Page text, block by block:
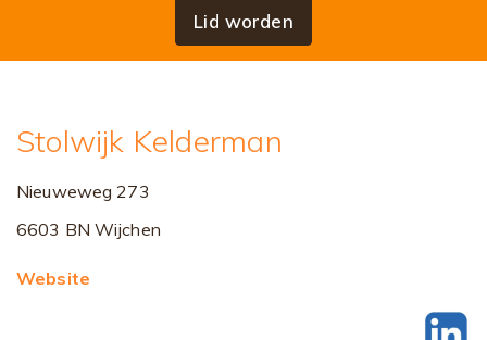
Lid worden
Stolwijk Kelderman
Nieuweweg 273
6603 BN Wijchen
Website